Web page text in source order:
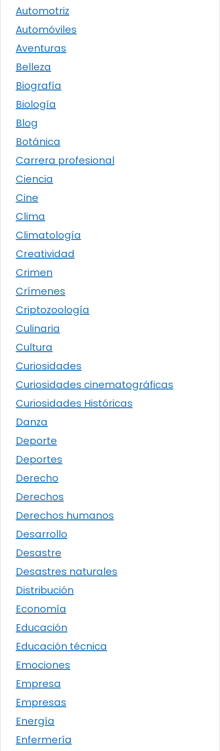
Automotriz
Automóviles
Aventuras
Belleza
Biografía
Biología
Blog
Botánica
Carrera profesional
Ciencia
Cine
Clima
Climatología
Creatividad
Crimen
Crímenes
Criptozoología
Culinaria
Cultura
Curiosidades
Curiosidades cinematográficas
Curiosidades Históricas
Danza
Deporte
Deportes
Derecho
Derechos
Derechos humanos
Desarrollo
Desastre
Desastres naturales
Distribución
Economía
Educación
Educación técnica
Emociones
Empresa
Empresas
Energía
Enfermería